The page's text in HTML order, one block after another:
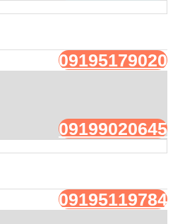
09195179020
09199020645
09195119784